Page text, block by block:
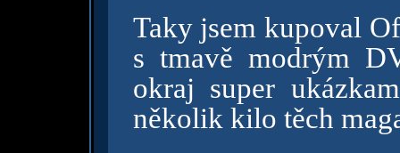
Taky jsem kupoval
s tmavě modrým
okraj super
několik kilo těch